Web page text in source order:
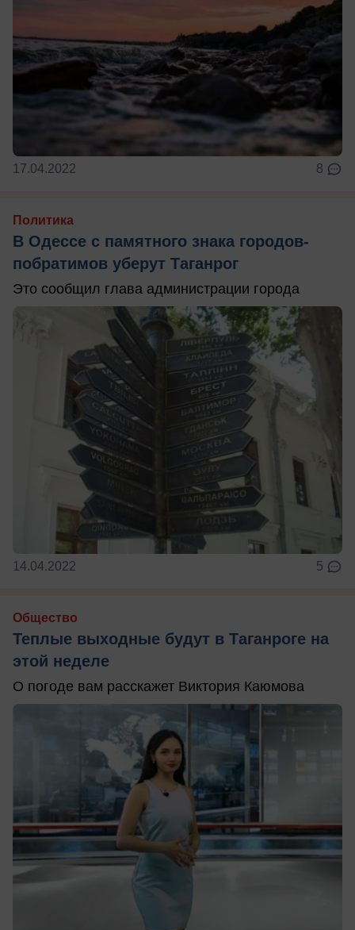
17.04.2022 8
Политика
В Одессе с памятного знака городов-
побратимов уберут Таганрог
Это сообщил глава администрации города
14.04.2022 5
Общество
Теплые выходные будут в Таганроге на
этой неделе
О погоде вам расскажет Виктория Каюмова